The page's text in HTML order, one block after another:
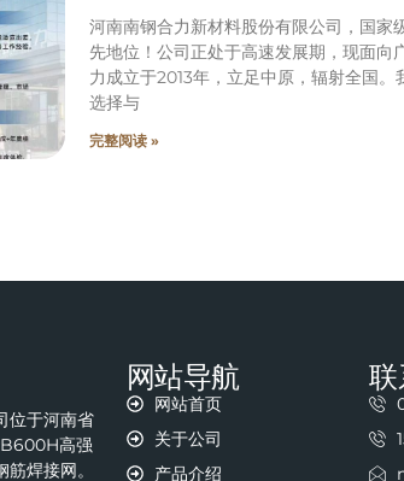
河南南钢合力新材料股份有限公司，国家
先地位！公司正处于高速发展期，现面
力成立于2013年，立足中原，辐射全国
选择与
完整阅读 »
位于河南省
高强
焊接网。
网站导航
网站首页
关于公司
产品介绍
联